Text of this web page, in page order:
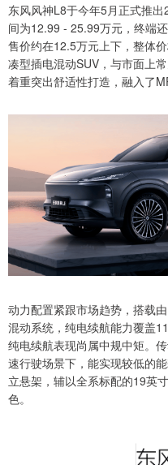
东风风神L8于今年5月正式推
间为12.99 - 25.99万元，终端
售价约在12.5万元上下，整体
凑型插电混动SUV，与市面上
着重突出舒适性打造，融入了
动力配置紧跟市场趋势，搭载
混动系统，纯电续航能力覆盖
纯电续航表现尚属中规中矩。
速行驶场景下，能实现较低的
立悬架，辅以全系标配的19英
色。